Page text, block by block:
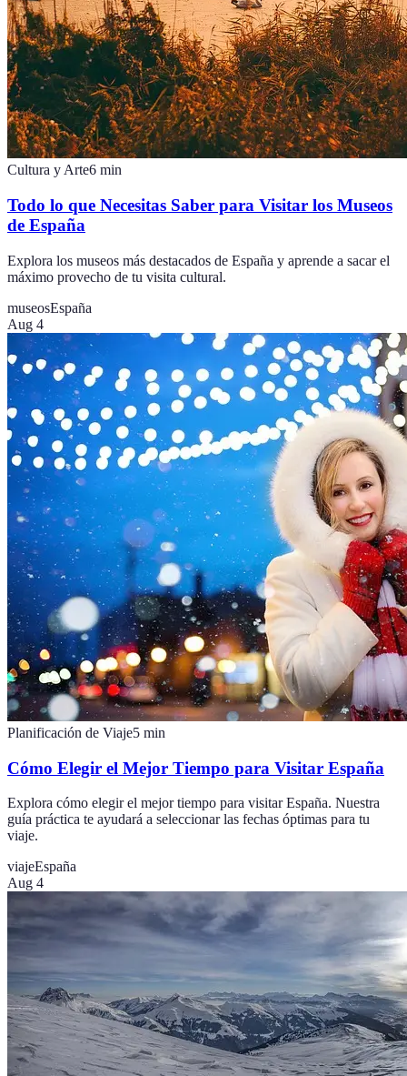
Cultura y Arte6 min
Todo lo que Necesitas Saber para Visitar los Museos
de España
Explora los museos más destacados de España y aprende a sacar el
máximo provecho de tu visita cultural.
museosEspaña
Aug 4
Planificación de Viaje5 min
Cómo Elegir el Mejor Tiempo para Visitar España
Explora cómo elegir el mejor tiempo para visitar España. Nuestra
guía práctica te ayudará a seleccionar las fechas óptimas para tu
viaje.
viajeEspaña
Aug 4